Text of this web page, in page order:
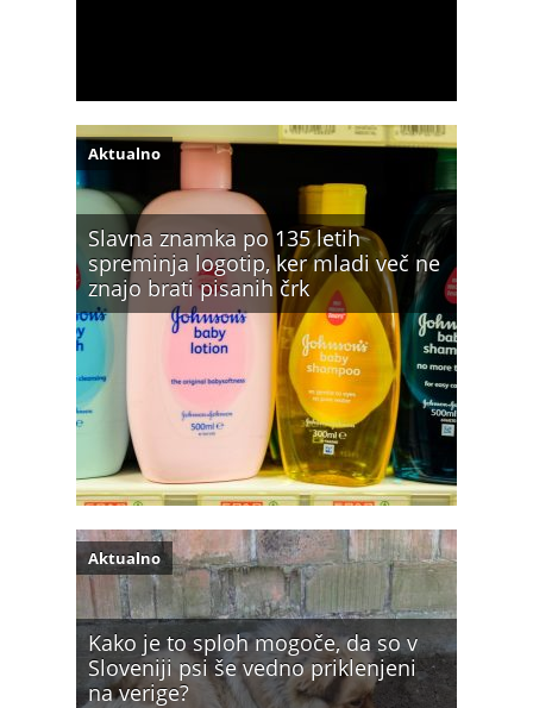
Slavna znamka po 135 letih
spreminja logotip, ker mladi več ne
znajo brati pisanih črk
Aktualno
Kako je to sploh mogoče, da so v
Sloveniji psi še vedno priklenjeni
na verige?
Aktualno